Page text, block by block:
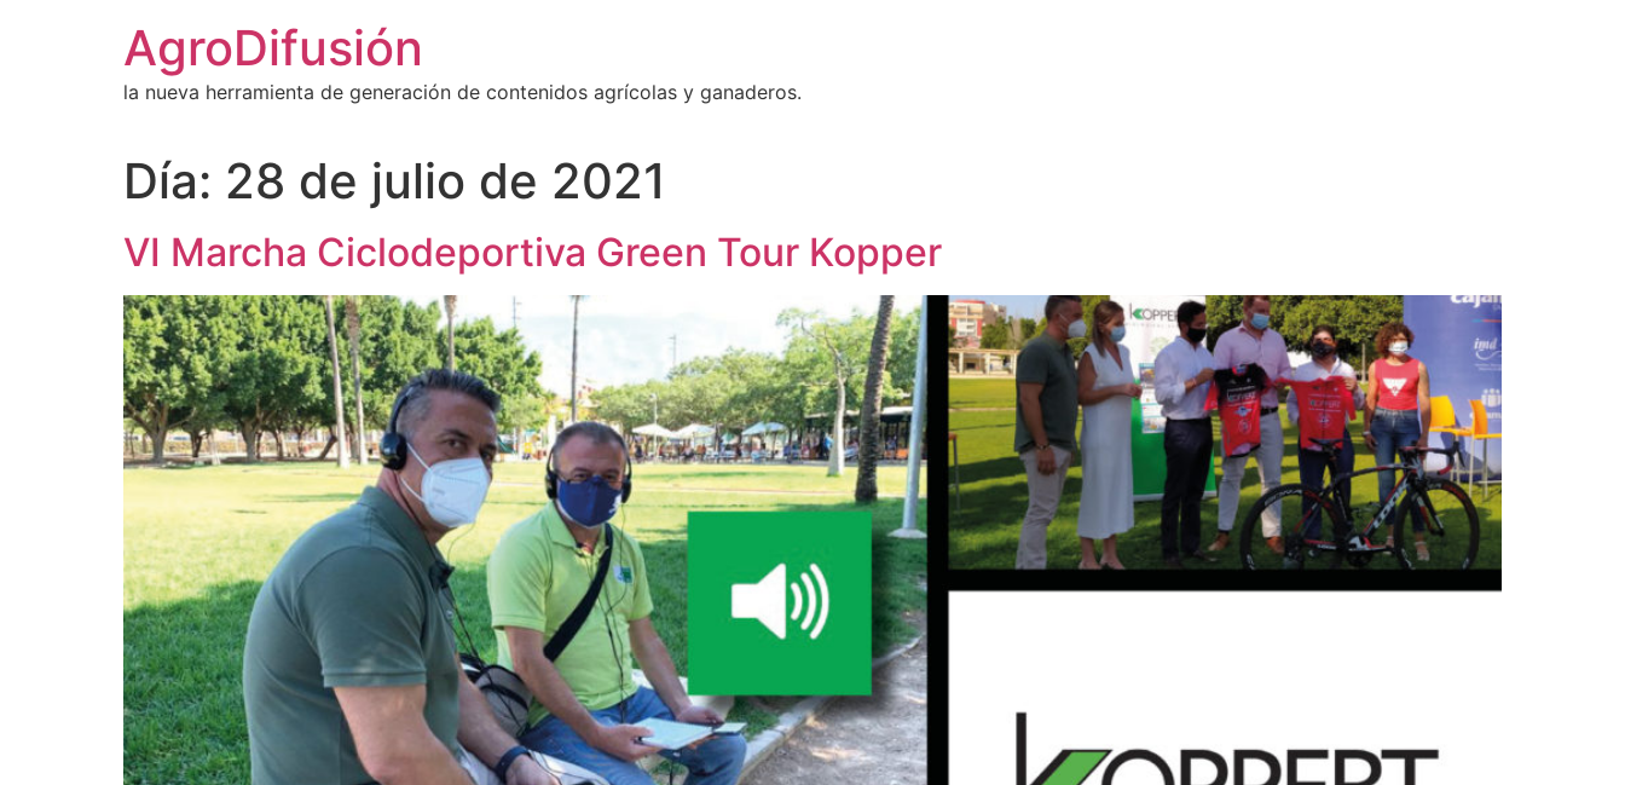
AgroDifusión
la nueva herramienta de generación de contenidos agrícolas y ganaderos.
Día: 28 de julio de 2021
VI Marcha Ciclodeportiva Green Tour Kopper